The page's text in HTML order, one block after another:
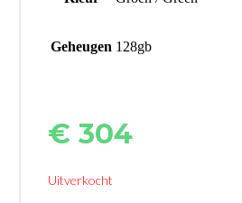
Geheugen 128gb
€ 304
Uitverkocht